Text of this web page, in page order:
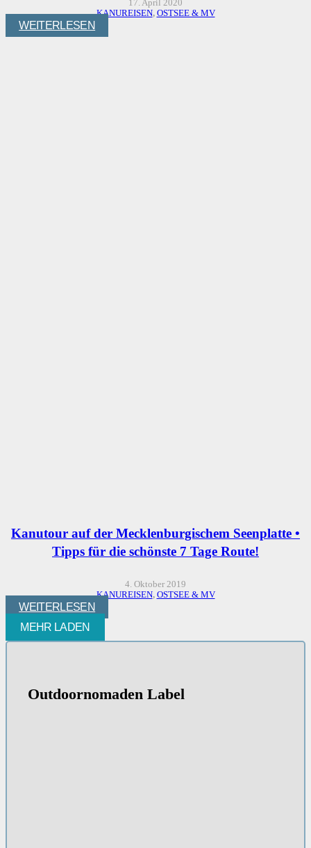
17. April 2020
KANUREISEN, OSTSEE & MV
WEITERLESEN
Kanutour auf der Mecklenburgischem Seenplatte •
Tipps für die schönste 7 Tage Route!
4. Oktober 2019
KANUREISEN, OSTSEE & MV
WEITERLESEN
MEHR LADEN
Outdoornomaden Label